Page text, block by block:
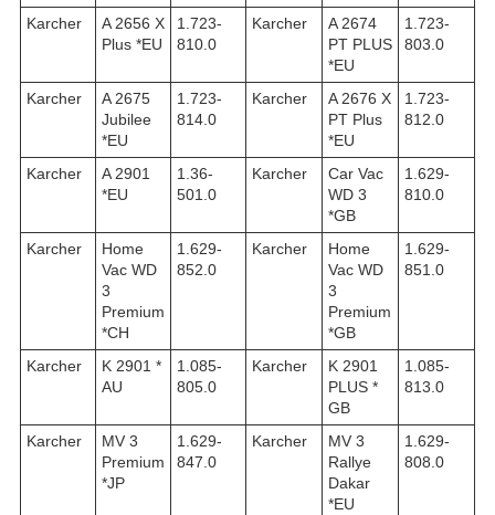
Karcher
A 2656 X
Plus *EU
1.723-
810.0
Karcher
A 2674
PT PLUS
*EU
1.723-
803.0
Karcher
A 2675
Jubilee
*EU
1.723-
814.0
Karcher
A 2676 X
PT Plus
*EU
1.723-
812.0
Karcher
A 2901
*EU
1.36-
501.0
Karcher
Car Vac
WD 3
*GB
1.629-
810.0
Karcher
Home
Vac WD
3
Premium
*CH
1.629-
852.0
Karcher
Home
Vac WD
3
Premium
*GB
1.629-
851.0
Karcher
K 2901 *
AU
1.085-
805.0
Karcher
K 2901
PLUS *
GB
1.085-
813.0
Karcher
MV 3
Premium
*JP
1.629-
847.0
Karcher
MV 3
Rallye
Dakar
*EU
1.629-
808.0